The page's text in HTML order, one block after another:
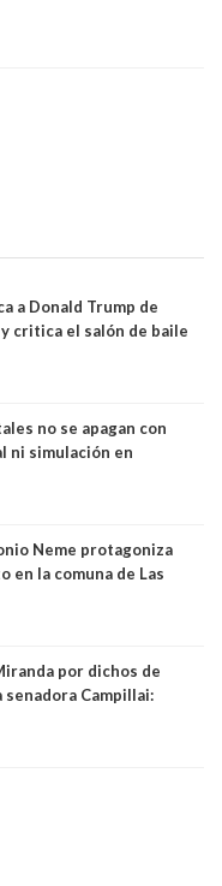
a Donald Trump de
critica el salón de baile
no se apagan con
ni simulación en
Humanos PUC
Neme protagoniza
en la comuna de Las
por dichos de
Campillai: